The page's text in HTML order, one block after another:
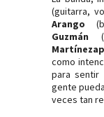
(guitarra,
Arango
Guzmán
como
para sentir
gente
veces tan